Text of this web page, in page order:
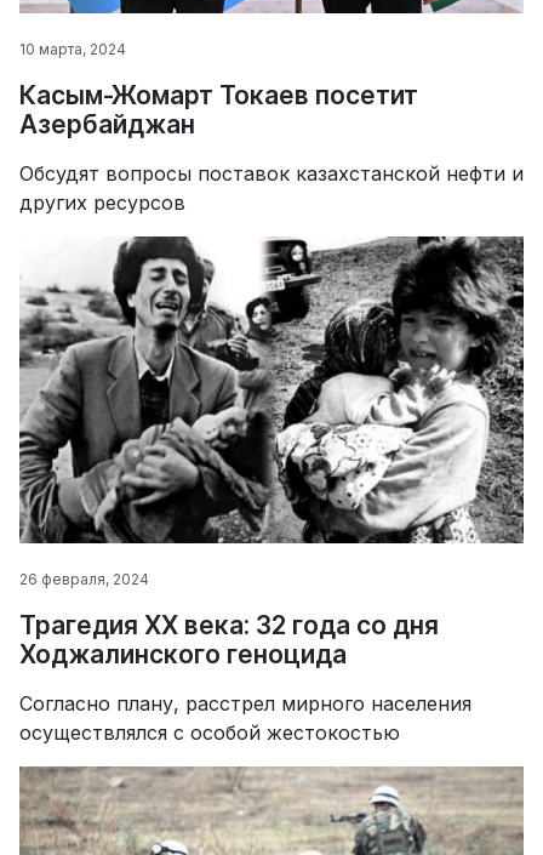
10 марта, 2024
Касым-Жомарт Токаев посетит
Азербайджан
Обсудят вопросы поставок казахстанской нефти и
других ресурсов
26 февраля, 2024
Трагедия XX века: 32 года со дня
Ходжалинского геноцида
Согласно плану, расстрел мирного населения
осуществлялся с особой жестокостью